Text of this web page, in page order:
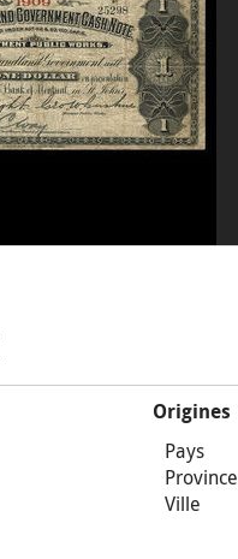
Origines
Pays
Province
Ville